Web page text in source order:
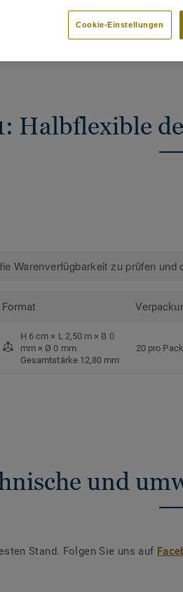
Halbflexible
Warenverfügbarkeit zu prüfen
Format
H 6 cm × L 2,50 m × B 0
mm × Ø 0 mm
Gesamtstärke 12,80 mm
20 pro Pack
und
Stand. Folgen Sie uns auf
Cookie-Einstellungen